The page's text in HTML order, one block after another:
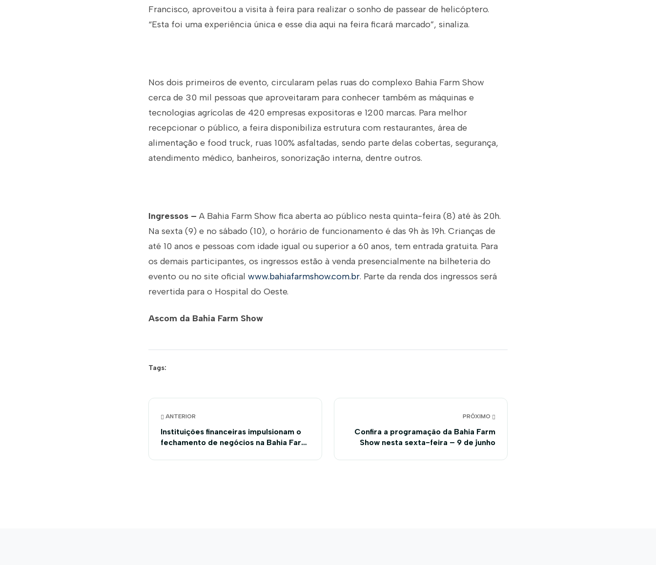
Francisco, aproveitou a visita à feira para realizar o sonho de passear de helicóptero.
“Esta foi uma experiência única e esse dia aqui na feira ficará marcado”, sinaliza.
Nos dois primeiros de evento, circularam pelas ruas do complexo Bahia Farm Show
cerca de 30 mil pessoas que aproveitaram para conhecer também as máquinas e
tecnologias agrícolas de 420 empresas expositoras e 1200 marcas. Para melhor
recepcionar o público, a feira disponibiliza estrutura com restaurantes, área de
alimentação e food truck, ruas 100% asfaltadas, sendo parte delas cobertas, segurança,
atendimento médico, banheiros, sonorização interna, dentre outros.
Ingressos – A Bahia Farm Show fica aberta ao público nesta quinta-feira (8) até às 20h.
Na sexta (9) e no sábado (10), o horário de funcionamento é das 9h às 19h. Crianças de
até 10 anos e pessoas com idade igual ou superior a 60 anos, tem entrada gratuita. Para
os demais participantes, os ingressos estão à venda presencialmente na bilheteria do
evento ou no site oficial www.bahiafarmshow.com.br. Parte da renda dos ingressos será
revertida para o Hospital do Oeste.
Ascom da Bahia Farm Show
Tags:
ANTERIOR
Instituições financeiras impulsionam o
fechamento de negócios na Bahia Farm
PRÓXIMO
Confira a programação da Bahia Farm
Show nesta sexta-feira – 9 de junho